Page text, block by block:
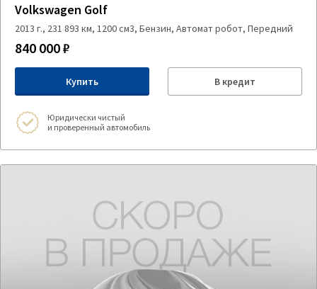
Volkswagen Golf
2013 г., 231 893 км, 1200 см3, Бензин, Автомат робот, Передний
840 000 ₽
Купить В кредит
Юридически чистый
и проверенный автомобиль